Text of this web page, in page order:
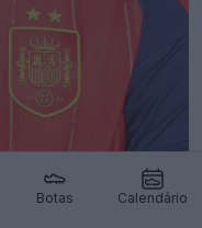
Botas Calendário
para a